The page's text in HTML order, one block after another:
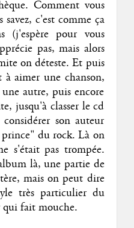
Comment vous
c'est comme ça
(j'espère pour vous
pas, mais alors
on déteste. Et puis
à aimer une chanson,
autre, puis encore
jusqu'à classer le cd
son auteur
du rock. Là on
s'était pas trompée.
là, une partie de
mais on peut dire
très particulier du
qui fait mouche.